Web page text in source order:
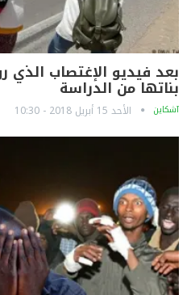
بعد فيديو الإغتصاب الذي
بناتها من الدراسة
آشكاين الأحد 15 أبريل 2018 - 10:30